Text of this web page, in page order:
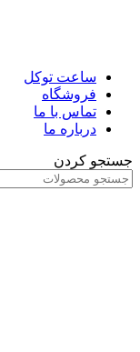
ساعت توکل
فروشگاه
تماس با ما
درباره ما
جستجو کردن